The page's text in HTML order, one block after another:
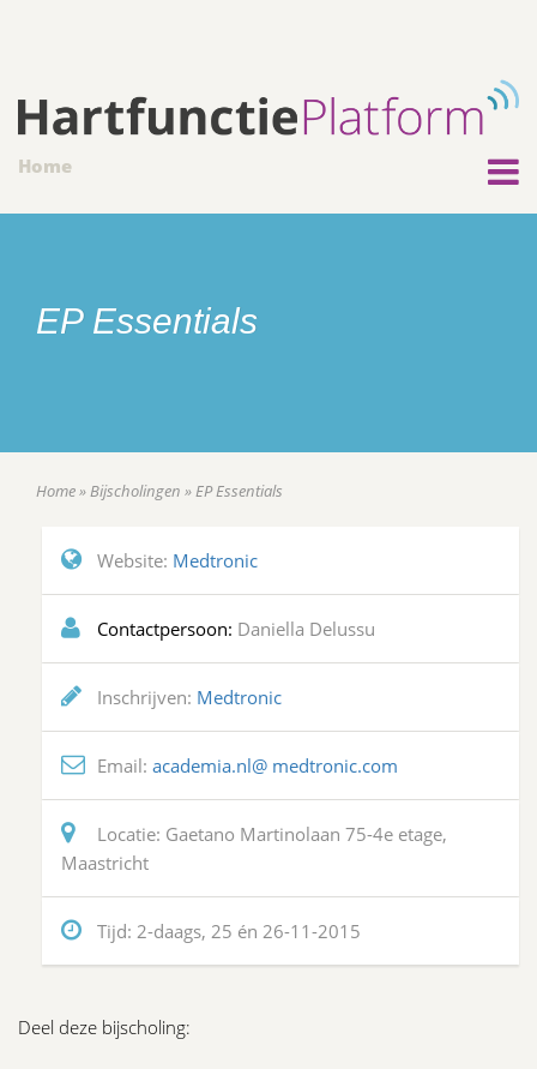
Home
EP Essentials
Home»Bijscholingen »EP Essentials
Website: Medtronic
Contactpersoon: Daniella Delussu
Inschrijven: Medtronic
Email: academia.nl@ medtronic.com
Locatie: Gaetano Martinolaan 75-4e etage,
Maastricht
Tijd: 2-daags, 25 én 26-11-2015
Deel deze bijscholing: